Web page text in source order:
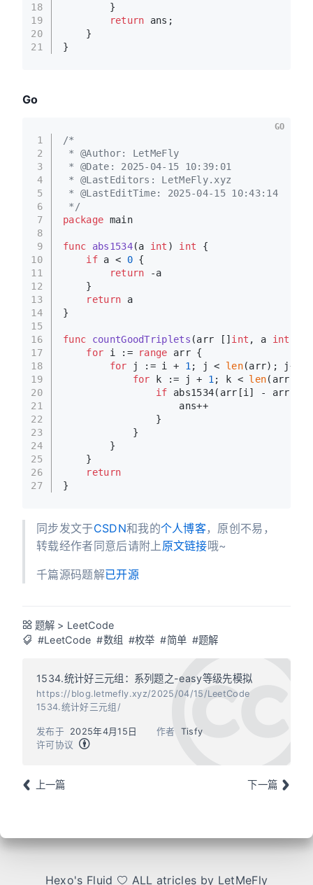
18
19
20
21
        }
return ans;
    }
}
Go
1
2
3
4
5
6
7
8
9
10
11
12
13
14
15
16
17
18
19
20
21
22
23
24
25
26
27
/*
* @Author: LetMeFly
* @Date: 2025-04-15 10:39:01
* @LastEditors: LetMeFly.xyz
* @LastEditTime: 2025-04-15 10:43:14
*/
package main
func abs1534(a int ) int {
if a < 0 {
return -a
    }
return a
}
func countGoodTriplets (arr [] int , a int
for i := range arr {
for j := i + 1 ; j < len(arr); j++ {
for k := j + 1 ; k < len(arr);
if abs1534(arr[i] - arr[j])
                    ans++
                }
            }
        }
    }
return
}
GO
同步发文于CSDN和我的个人博客，原创不易，
转载经作者同意后请附上 原文链接哦~
千篇源码题解已开源
题解 > LeetCode
#LeetCode #数组 #枚举 #简单 #题解
1534.统计好三元组：系列题之-easy等级先模拟
https://blog.letmefly.xyz/2025/04/15/LeetCode
1534.统计好三元组/
作者 Tisfy
发布于
2025年4月15日
许可协议
上一篇 下一篇
Hexo's Fluid ALL atricles by LetMeFly